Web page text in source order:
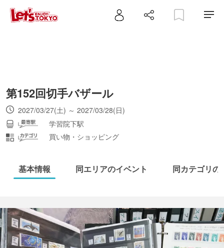
第152回切手バザール
2027/03/27(土) ～ 2027/03/28(日)
学習院下駅
買い物・ショッピング
基本情報 同エリアのイベント 同カテゴリの